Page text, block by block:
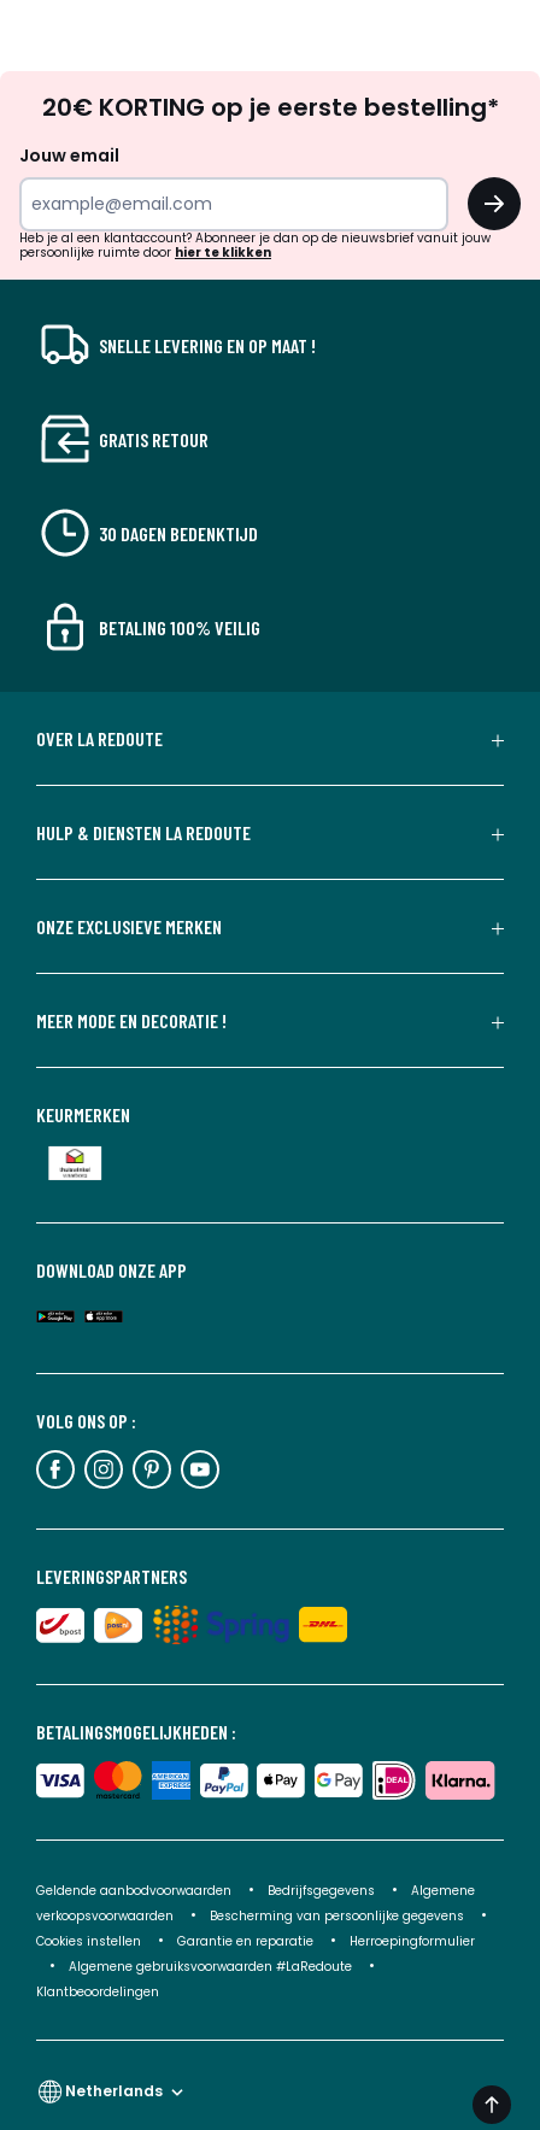
zoek
inspiratie
verrassingen?
20€ KORTING op je eerste bestelling*
Jouw email
OK
Heb je al een klantaccount? Abonneer je dan op de nieuwsbrief vanuit jouw
persoonlijke ruimte door hier te klikken
SNELLE LEVERING EN OP MAAT !
GRATIS RETOUR
30 DAGEN BEDENKTIJD
BETALING 100% VEILIG
OVER LA REDOUTE
HULP & DIENSTEN LA REDOUTE
ONZE EXCLUSIEVE MERKEN
MEER MODE EN DECORATIE !
BETALINGSMOGELIJKHEDEN :
LEVERINGSPARTNERS
VOLG ONS OP :
DOWNLOAD ONZE APP
KEURMERKEN
Geldende aanbodvoorwaarden Bedrijfsgegevens
Algemene
verkoopsvoorwaarden
Bescherming van persoonlijke gegevens
Cookies instellen
Garantie en reparatie
Herroepingformulier
Algemene gebruiksvoorwaarden #LaRedoute
Klantbeoordelingen
Netherlands